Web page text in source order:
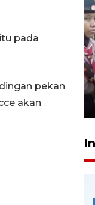
pada
pekan
akan